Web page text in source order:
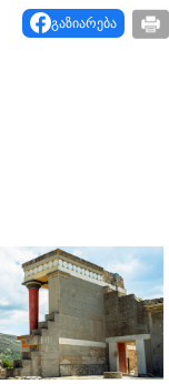
გაზიარება